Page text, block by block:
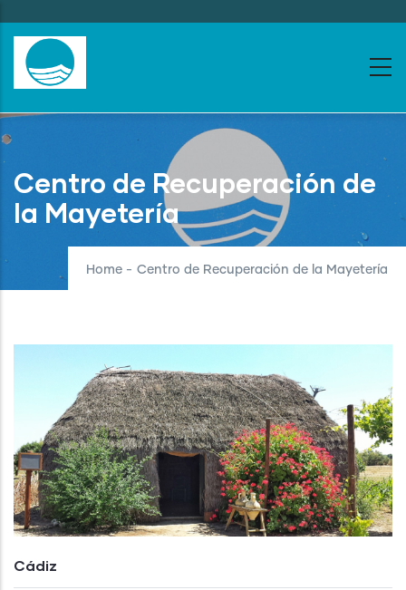
to
main
content
Centro de Recuperación de
la Mayetería
Home - Centro de Recuperación de la Mayetería
Cádiz